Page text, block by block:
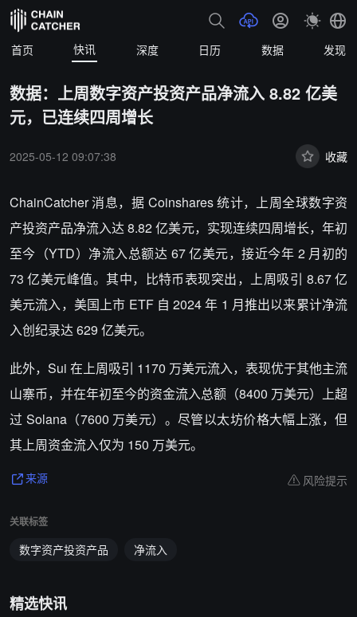
首页 快讯 深度 日历 数据 发现
数据：上周数字资产投资产品净流入 8.82 亿美
元，已连续四周增长
2025-05-12 09:07:38 收藏
ChainCatcher 消息，据 Coinshares 统计，上周全球数字资
产投资产品净流入达 8.82 亿美元，实现连续四周增长，年初
至今（YTD）净流入总额达 67 亿美元，接近今年 2 月初的
73 亿美元峰值。其中，比特币表现突出，上周吸引 8.67 亿
美元流入，美国上市 ETF 自 2024 年 1 月推出以来累计净流
入创纪录达 629 亿美元。
此外，Sui 在上周吸引 1170 万美元流入，表现优于其他主流
山寨币，并在年初至今的资金流入总额（8400 万美元）上超
过 Solana（7600 万美元）。尽管以太坊价格大幅上涨，但
其上周资金流入仅为 150 万美元。
来源 风险提示
关联标签
数字资产投资产品 净流入
精选快讯